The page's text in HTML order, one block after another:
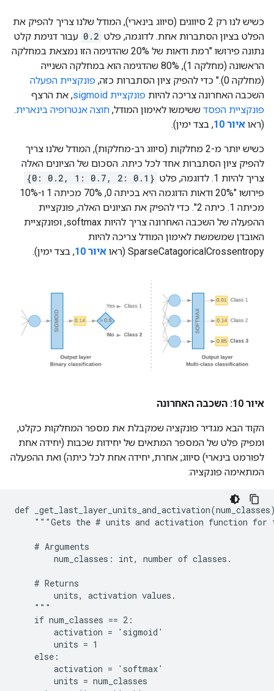
כשיש לנו רק 2 סיווגים (סיווג בינארי), המודל שלנו צריך להפיק את
הפלט בציון הסתברות אחת. לדוגמה, פלט 0.2 עבור דגימת קלט
נתונה פירושו "רמת ודאות של 20% שהדגימה הזו נמצאת במחלקה
הראשונה (מחלקה 1), 80% שהדגימה הוא במחלקה השנייה
(מחלקה 0)." כדי להפיק ציון הסתברות כזה,
פונקציית הפעלה
השכבה האחרונה צריכה להיות פונקציית sigmoid
, את הרצף
פונקציית הפסד ששימשו לאימון המודל, חוצה אנטרופיה בינארית.
(ראו איור 10 , בצד ימין).
כשיש יותר מ-2 מחלקות (סיווג רב-מחלקות), המודל שלנו צריך
להפיק ציון הסתברות אחד לכל כיתה. הסכום של הציונים האלה
צריך להיות 1. לדוגמה, פלט
{0: 0.2, 1: 0.7, 2: 0.1}
פירושו "20% ודאות הדוגמה היא בכיתה 0, 70% מכיתה 1 ו-10%
מכיתה 1. כיתה 2". כדי להפיק את הציונים האלה, פונקציית
ההפעלה של השכבה האחרונה צריך להיות softmax, ופונקציית
האובדן שמשמשת לאימון המודל צריכה להיות
SparseCatagoricalCrossentropy (ראו
איור 10 , בצד ימין).
איור 10: השכבה האחרונה
הקוד הבא מגדיר פונקציה שמקבלת את מספר המחלקות כקלט,
ומפיק פלט של המספר המתאים של יחידות שכבות (יחידה אחת
לפורמט בינארי) סיווג; אחרת, יחידה אחת לכל כיתה) ואת ההפעלה
המתאימה פונקציה:
def
"""Gets the # units and activation function for
    # Arguments
        num_classes: int, number of classes.
    # Returns
        units, activation values.
    """
    if num_classes == 2:
        activation = 'sigmoid'
        units = 1
    else:
        activation = 'softmax'
        units = num_classes